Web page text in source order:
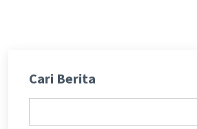
Cari Berita